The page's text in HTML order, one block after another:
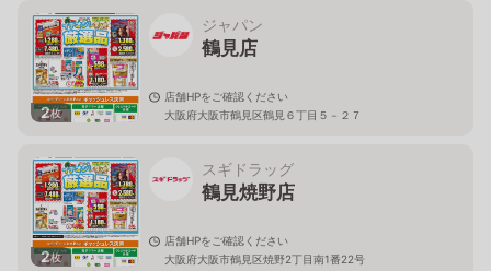
2枚
ジャパン
鶴見店
店舗HPをご確認ください
大阪府大阪市鶴見区鶴見６丁目５－２７
2枚
スギドラッグ
鶴見焼野店
店舗HPをご確認ください
大阪府大阪市鶴見区焼野2丁目南1番22号